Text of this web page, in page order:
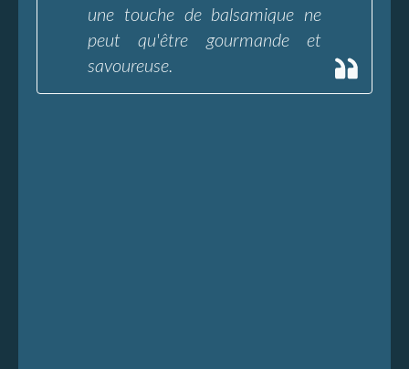
une touche de balsamique ne
peut qu'être gourmande et
savoureuse.